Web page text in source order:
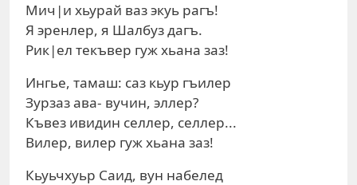
Мич|и хьурай ваз экуь рагъ!
Я эренлер, я Шалбуз дагъ.
Рик|ел текъвер гуж хьана заз!
Ингье, тамаш: саз кьур гъилер
Зурзаз ава- вучин, эллер?
Къвез ивидин селлер, селлер...
Вилер, вилер гуж хьана заз!
Кьуьчхуьр Саид, вун набелед